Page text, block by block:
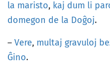
la maristo, kaj dum li
domegon de la Doĝoj.
– Vere, multaj gravuloj
Ĝino.